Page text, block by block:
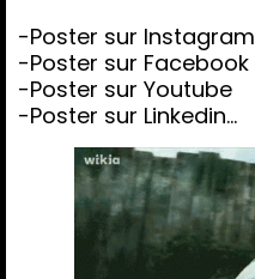
-Poster sur Instagram
-Poster sur Facebook
-Poster sur Youtube
-Poster sur Linkedin...